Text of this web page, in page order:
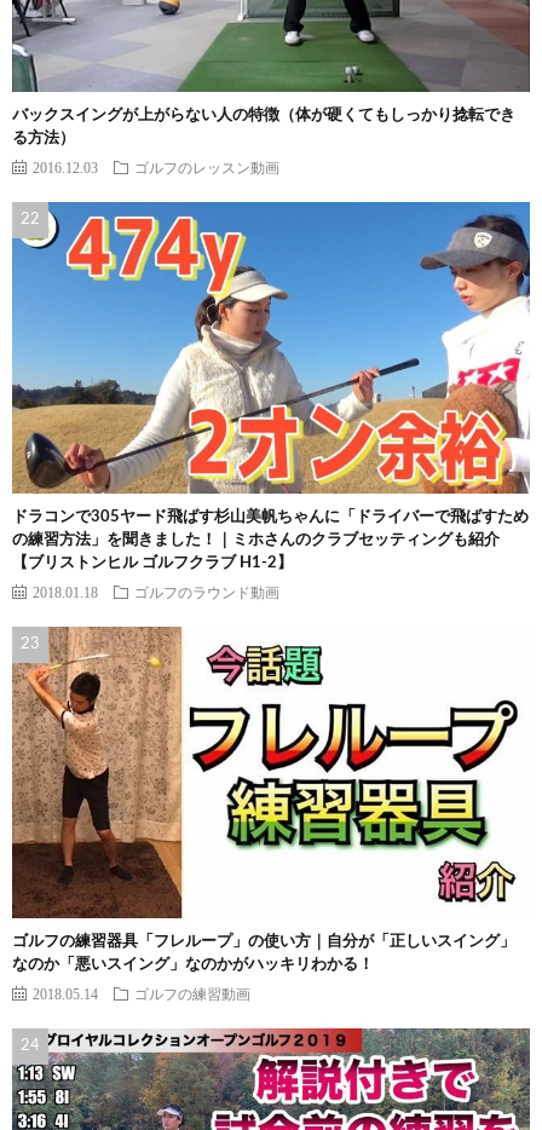
バックスイングが上がらない人の特徴（体が硬くてもしっかり捻転でき
る方法）
2016.12.03 ゴルフのレッスン動画
ドラコンで305ヤード飛ばす杉山美帆ちゃんに「ドライバーで飛ばすため
の練習方法」を聞きました！｜ミホさんのクラブセッティングも紹介
【ブリストンヒル ゴルフクラブ H1-2】
2018.01.18 ゴルフのラウンド動画
ゴルフの練習器具「フレループ」の使い方｜自分が「正しいスイング」
なのか「悪いスイング」なのかがハッキリわかる！
2018.05.14 ゴルフの練習動画